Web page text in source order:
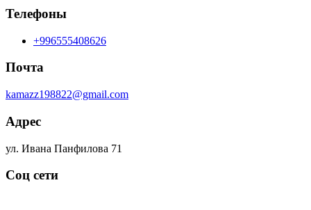
Телефоны
+996555408626
Почта
kamazz198822@gmail.com
Адрес
ул. Ивана Панфилова 71
Соц сети